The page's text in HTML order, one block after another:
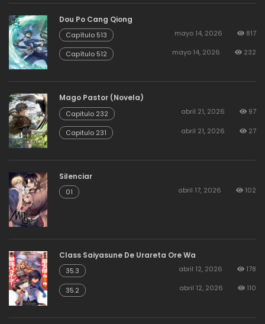
Capitulo 75 agosto 19, 2025
Capitulo 74 agosto 19, 2025 14
Capitulo 73 agosto 19, 2025
Capitulo 71
Capitulo 70
Capitulo 69 agosto 19, 2025
Dou Po Cang Qiong
Capítulo 513 mayo 14, 2026 817
Capítulo 512 mayo 14, 2026 232
Mago Pastor (Novela)
Capitulo 232 abril 21, 2026 97
Capitulo 231 abril 21, 2026 27
Silenciar
01 abril 17, 2026 102
Class Saiyasune De Urareta Ore Wa
35.3 abril 12, 2026 178
35.2 abril 12, 2026 110